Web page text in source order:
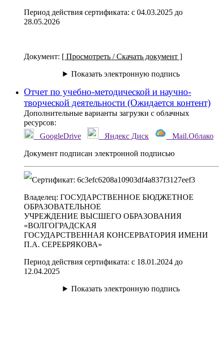
Период действия сертификата: с 04.03.2025 до
28.05.2026
Документ: [ Просмотреть / Скачать документ ]
Показать электронную подпись
Отчет по учебно-методической и научно-
творческой деятельности (Ожидается контент)
Дополнительные варианты загрузки с облачных
ресурсов:
GoogleDrive
Яндекс Диск Mail.Облако
Документ подписан электронной подписью
Сертификат: 6c3efc6208a10903df4a837f3127eef3
Владелец: ГОСУДАРСТВЕННОЕ БЮДЖЕТНОЕ
ОБРАЗОВАТЕЛЬНОЕ
УЧРЕЖДЕНИЕ ВЫСШЕГО ОБРАЗОВАНИЯ
«ВОЛГОГРАДСКАЯ
ГОСУДАРСТВЕННАЯ КОНСЕРВАТОРИЯ ИМЕНИ
П.А. СЕРЕБРЯКОВА»
Период действия сертификата: с 18.01.2024 до
12.04.2025
Показать электронную подпись